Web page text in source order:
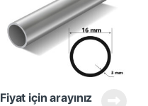
Fiyat için arayınız